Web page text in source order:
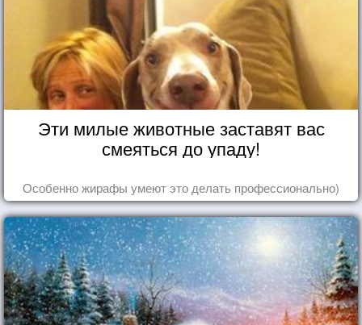
Эти милые животные заставят вас
смеяться до упаду!
Особенно жирафы умеют это делать профессионально)